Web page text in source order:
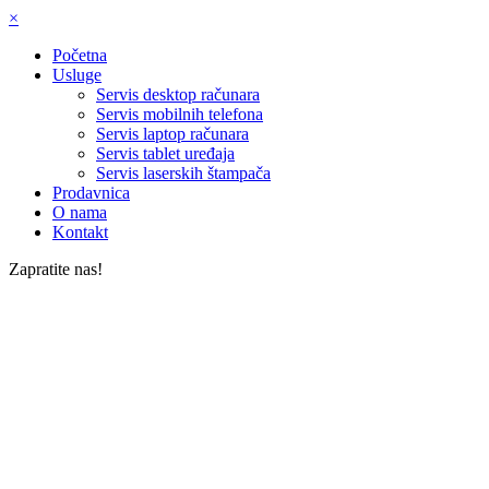
×
Početna
Usluge
Servis desktop računara
Servis mobilnih telefona
Servis laptop računara
Servis tablet uređaja
Servis laserskih štampača
Prodavnica
O nama
Kontakt
Zapratite nas!